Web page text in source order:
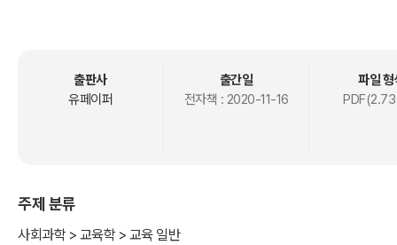
출판사
유페이퍼
출간일
전자책 : 2020-11-16
파일 형
주제 분류
사회과학 > 교육학 > 교육 일반